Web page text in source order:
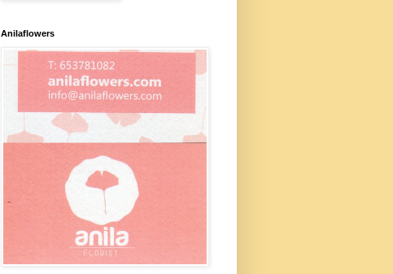
Anilaflowers